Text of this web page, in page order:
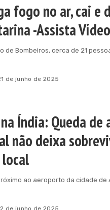
fogo no ar, cai e
-Assista Vídeo
de Bombeiros, cerca de 21
de junho de 2025
Índia: Queda de
não deixa
ao aeroporto da cidade de
de junho de 2025